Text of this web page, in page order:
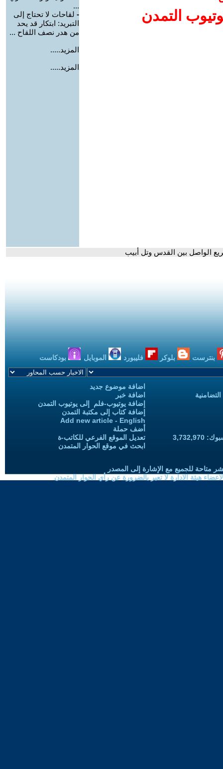
التمدن
...
- لقاحات لا تحتاج إلى
التبريد: ابتكار قد يحد
من هدر نصف اللقاح ...
المزيد.....
المزيد.....
الواصل بين القدس وتل أبيب
بنترست بلوكر فليبورد الموبايل بودكاست
اضافة موضوع جديد
اضافة خبر
إضافة يوتيوب-فلم إلى يوتيوب التمدن
إضافة كتاب إلى مكتبة التمدن
Add new article - English
أضف حملة
تعديل الموقع الفرعي للكاتب-ة
ابحث في موقع الحوار المتمدن
متاحة للجميع مع الإشارة إلى المصدر
هيئة الادارة لا تعبر بالضرورة عن رأي الحوار المتمدن